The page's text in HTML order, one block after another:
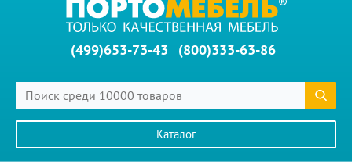
(499)653-73-43 (800)333-63-86
Каталог